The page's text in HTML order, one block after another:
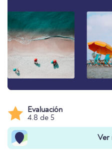
Evaluación
4.8 de 5
Ver